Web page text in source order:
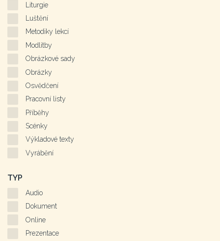
Liturgie
Luštění
Metodiky lekcí
Modlitby
Obrázkové sady
Obrázky
Osvědčení
Pracovní listy
Příběhy
Scénky
Výkladové texty
Vyrábění
TYP
Audio
Dokument
Online
Prezentace